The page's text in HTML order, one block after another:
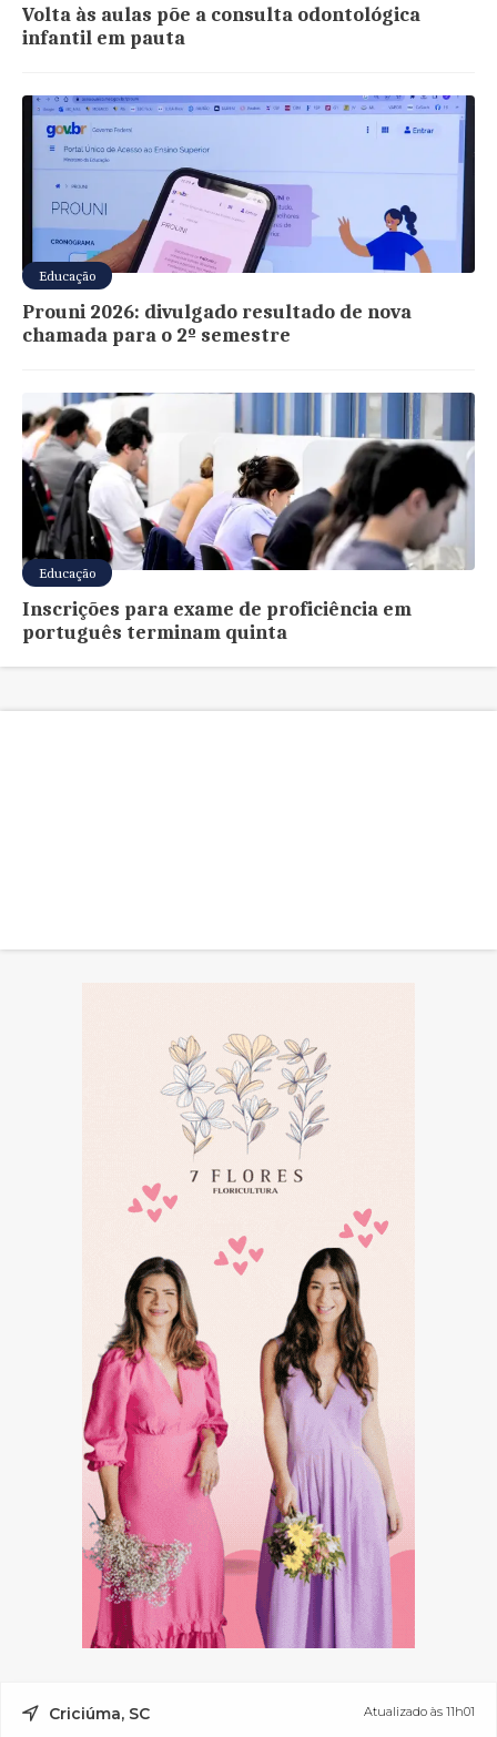
Volta às aulas põe a consulta odontológica
infantil em pauta
Educação
Prouni 2026: divulgado resultado de nova
chamada para o 2º semestre
Educação
Inscrições para exame de proficiência em
português terminam quinta
Criciúma, SC Atualizado às 11h01